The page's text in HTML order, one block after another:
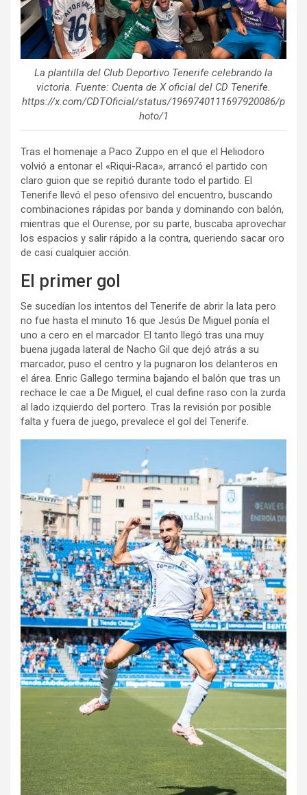
La plantilla del Club Deportivo Tenerife celebrando la
victoria. Fuente: Cuenta de X oficial del CD Tenerife.
https://x.com/CDTOficial/status/1969740111697920086/p
hoto/1
Tras el homenaje a Paco Zuppo en el que el Heliodoro
volvió a entonar el «Riqui-Raca», arrancó el partido con
claro guion que se repitió durante todo el partido. El
Tenerife llevó el peso ofensivo del encuentro, buscando
combinaciones rápidas por banda y dominando con balón,
mientras que el Ourense, por su parte, buscaba aprovechar
los espacios y salir rápido a la contra, queriendo sacar oro
de casi cualquier acción.
El primer gol
Se sucedían los intentos del Tenerife de abrir la lata pero
no fue hasta el minuto 16 que Jesús De Miguel ponía el
uno a cero en el marcador. El tanto llegó tras una muy
buena jugada lateral de Nacho Gil que dejó atrás a su
marcador, puso el centro y la pugnaron los delanteros en
el área. Enric Gallego termina bajando el balón que tras un
rechace le cae a De Miguel, el cual define raso con la zurda
al lado izquierdo del portero. Tras la revisión por posible
falta y fuera de juego, prevalece el gol del Tenerife.